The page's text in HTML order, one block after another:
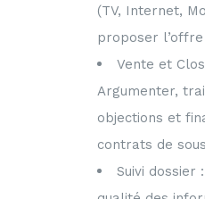
(TV, Internet,
proposer
Vente et
Argumenter,
objections et
contrats de
Suivi dossier